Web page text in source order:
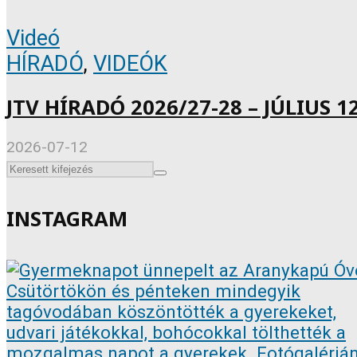
Videó
HÍRADÓ, VIDEÓK
JTV HÍRADÓ 2026/27-28 – JÚLIUS
2026-07-12
INSTAGRAM